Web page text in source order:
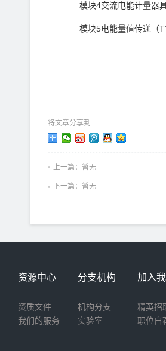
模块4交流电能计量器
模块5电能量值传递（
将文章分享到
上一篇：暂无
下一篇：暂无
资源中心
资质文件
我们的服务
分支机构
机构分支
实验室
加入
精英招
职位自